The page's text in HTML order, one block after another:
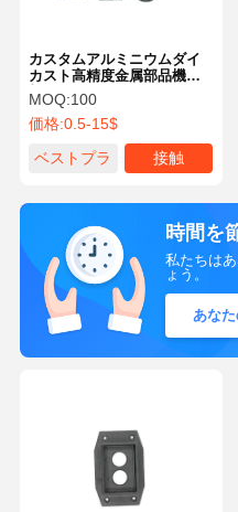
カスタムアルミニウムダイ
カスト高精度金属部品機械
加工
MOQ:100
価格:0.5-15$
ベストプラ
接触
時間を
私たちは
ょう。
あな